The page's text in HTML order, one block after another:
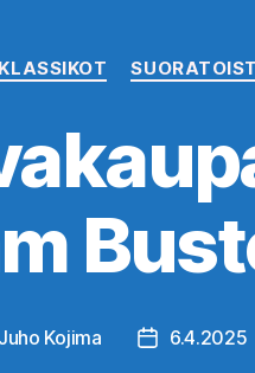
Kategoriat
KLASSIKOT
Juho Kojima 6.4.2025